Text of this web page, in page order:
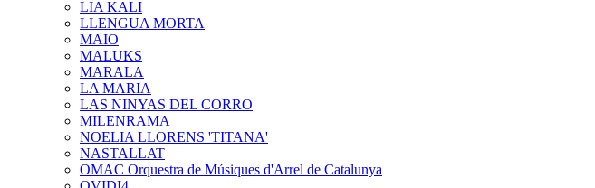
LIA KALI
LLENGUA MORTA
MAIO
MALUKS
MARALA
LA MARIA
LAS NINYAS DEL CORRO
MILENRAMA
NOELIA LLORENS 'TITANA'
NASTALLAT
OMAC Orquestra de Músiques d'Arrel de Catalunya